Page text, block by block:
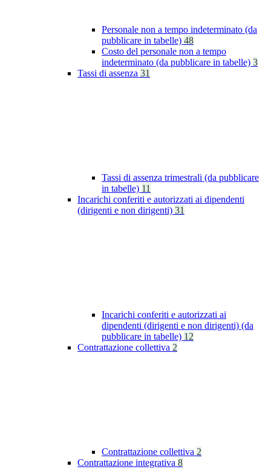
Personale non a tempo indeterminato (da
pubblicare in tabelle) 48
Costo del personale non a tempo
indeterminato (da pubblicare in tabelle) 3
Tassi di assenza 31
Tassi di assenza trimestrali (da pubblicare
in tabelle) 11
Incarichi conferiti e autorizzati ai dipendenti
(dirigenti e non dirigenti) 31
Incarichi conferiti e autorizzati ai
dipendenti (dirigenti e non dirigenti) (da
pubblicare in tabelle) 12
Contrattazione collettiva 2
Contrattazione collettiva 2
Contrattazione integrativa 8